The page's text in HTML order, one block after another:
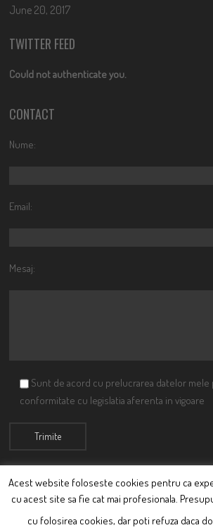
June 20, 2017
TWITTER FEED
Could not authenticate you.
CONTACT
Nume:
Email:
Mesaj:
Sunt de acord cu prelucrarea datelor mele
conformitate cu legislatia aferenta in vigoare
© Ciutacu 2015 Parte a Imperiului
Acest website foloseste cookies pentru ca
cu acest site sa fie cat mai profesionala.
cu folosirea cookies, dar poti refuza daca